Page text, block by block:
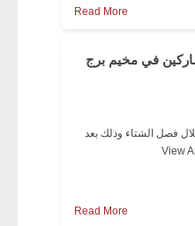
Read More
في مخيم برج
فصل الشتاء وذلك بعد
View
Read More